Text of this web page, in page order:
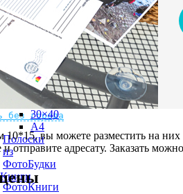
город?
по всему миру
без города
рамке
10х10
10×15
13×18
15×15
15×20
20×20
20×30
30×30
30×40
A4
Полоски
из
ФотоБудки
ФотоКниги
10*15, вы можете разместить на
отправите адресату. Заказать